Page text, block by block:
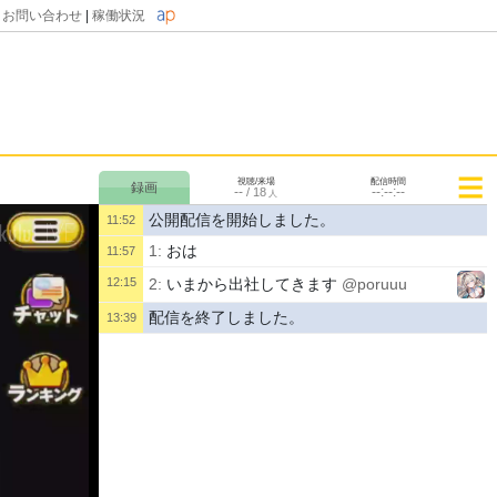
お問い合わせ 稼働状況
視聴/来場
-- / 18 人
配信時間
--:--:--
11:52 公開配信を開始しました。
11:57 1: おは
12:15 2: いまから出社してきます @poruuu
13:39 配信を終了しました。